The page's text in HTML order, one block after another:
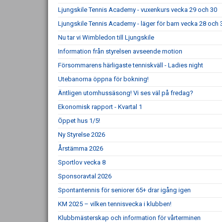
Ljungskile Tennis Academy - vuxenkurs vecka 29 och 30
Ljungskile Tennis Academy - läger för barn vecka 28 och
Nu tar vi Wimbledon till Ljungskile
Information från styrelsen avseende motion
Försommarens härligaste tenniskväll - Ladies night
Utebanorna öppna för bokning!
Äntligen utomhussäsong! Vi ses väl på fredag?
Ekonomisk rapport - Kvartal 1
Öppet hus 1/5!
Ny Styrelse 2026
Årstämma 2026
Sportlov vecka 8
Sponsoravtal 2026
Spontantennis för seniorer 65+ drar igång igen
KM 2025 – vilken tennisvecka i klubben!
Klubbmästerskap och information för vårterminen